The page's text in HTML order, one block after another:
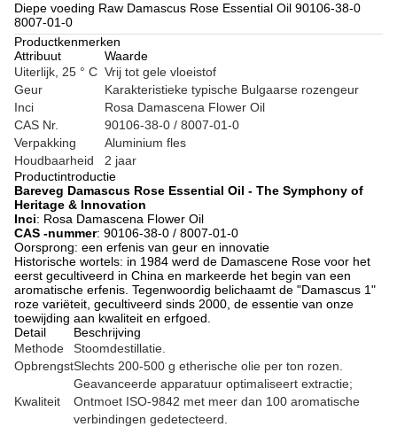
Diepe voeding Raw Damascus Rose Essential Oil 90106-38-0
8007-01-0
Productkenmerken
Attribuut
Waarde
Uiterlijk, 25 ° C Vrij tot gele vloeistof
Geur
Karakteristieke typische Bulgaarse rozengeur
Inci
Rosa Damascena Flower Oil
CAS Nr.
90106-38-0 / 8007-01-0
Verpakking
Aluminium fles
Houdbaarheid
2 jaar
Productintroductie
Bareveg Damascus Rose Essential Oil - The Symphony of
Heritage & Innovation
Inci: Rosa Damascena Flower Oil
CAS -nummer: 90106-38-0 / 8007-01-0
Oorsprong: een erfenis van geur en innovatie
Historische wortels: in 1984 werd de Damascene Rose voor het
eerst gecultiveerd in China en markeerde het begin van een
aromatische erfenis. Tegenwoordig belichaamt de "Damascus 1"
roze variëteit, gecultiveerd sinds 2000, de essentie van onze
toewijding aan kwaliteit en erfgoed.
Detail
Beschrijving
Methode
Stoomdestillatie.
OpbrengstSlechts 200-500 g etherische olie per ton rozen.
Kwaliteit
Geavanceerde apparatuur optimaliseert extractie;
Ontmoet ISO-9842 met meer dan 100 aromatische
verbindingen gedetecteerd.